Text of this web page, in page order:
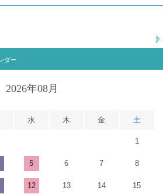
ダー
2026年08月
水 木 金 土
1
5 6 7 8
12 13 14 15